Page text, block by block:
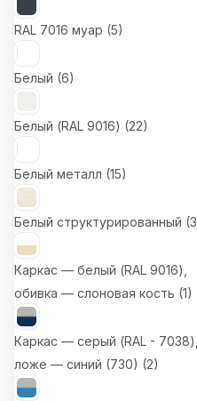
RAL 7016 муар (5)
Белый (6)
Белый (RAL 9016) (22)
Белый металл (15)
Белый структурированный (3
Каркас — белый (RAL 9016),
обивка — слоновая кость (1)
Каркас — серый (RAL - 7038),
ложе — синий (730) (2)
Металлический
(Cерый полуматовый
(RAL 7038))
0
Наличие уточняйте
Размеры: 1000x600х2200 мм.
1 376 ₽
MS Standart 100х50
Полка ПРОМЕТ (Серый
MS)